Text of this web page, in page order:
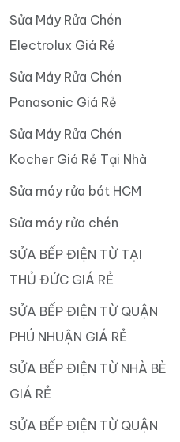
Sửa Máy Rửa Chén
Electrolux Giá Rẻ
Sửa Máy Rửa Chén
Panasonic Giá Rẻ
Sửa Máy Rửa Chén
Kocher Giá Rẻ Tại Nhà
Sửa máy rửa bát HCM
Sửa máy rửa chén
SỬA BẾP ĐIỆN TỪ TẠI
THỦ ĐỨC GIÁ RẺ
SỬA BẾP ĐIỆN TỪ QUẬN
PHÚ NHUẬN GIÁ RẺ
SỬA BẾP ĐIỆN TỪ NHÀ BÈ
GIÁ RẺ
SỬA BẾP ĐIỆN TỪ QUẬN